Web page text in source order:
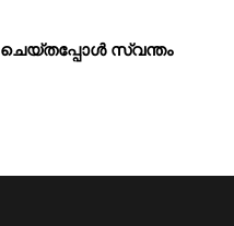
ചെയ്തപ്പോൾ സ്വന്തം